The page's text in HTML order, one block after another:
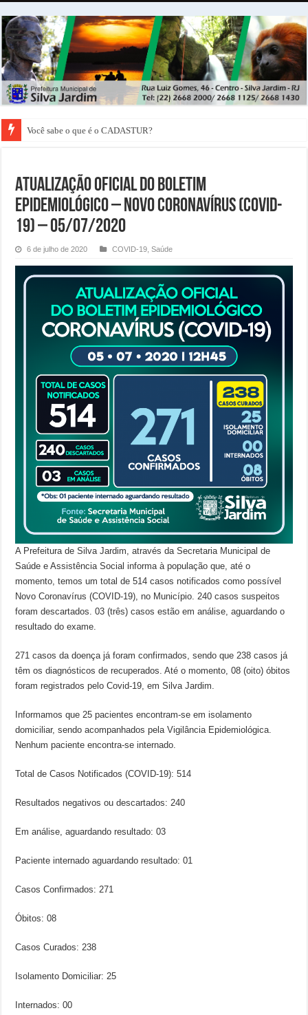
Você sabe o que é o CADASTUR?
ATUALIZAÇÃO OFICIAL DO BOLETIM
EPIDEMIOLÓGICO – NOVO CORONAVÍRUS (COVID-
19) – 05/07/2020
6 de julho de 2020 COVID-19 ,Saúde
A Prefeitura de Silva Jardim, através da Secretaria Municipal de
Saúde e Assistência Social informa à população que, até o
momento, temos um total de 514 casos notificados como possível
Novo Coronavírus (COVID-19), no Município. 240 casos suspeitos
foram descartados. 03 (três) casos estão em análise, aguardando o
resultado do exame.
271 casos da doença já foram confirmados, sendo que 238 casos já
têm os diagnósticos de recuperados. Até o momento, 08 (oito) óbitos
foram registrados pelo Covid-19, em Silva Jardim.
Informamos que 25 pacientes encontram-se em isolamento
domiciliar, sendo acompanhados pela Vigilância Epidemiológica.
Nenhum paciente encontra-se internado.
Total de Casos Notificados (COVID-19): 514
Resultados negativos ou descartados: 240
Em análise, aguardando resultado: 03
Paciente internado aguardando resultado: 01
Casos Confirmados: 271
Óbitos: 08
Casos Curados: 238
Isolamento Domiciliar: 25
Internados: 00